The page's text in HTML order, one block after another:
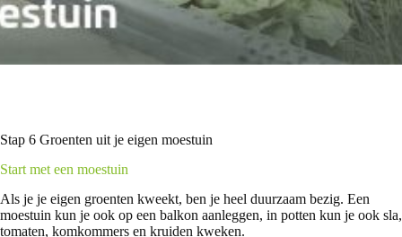
Stap 6 Groenten uit je eigen moestuin
Start met een moestuin
Als je je eigen groenten kweekt, ben je heel duurzaam bezig. Een
moestuin kun je ook op een balkon aanleggen, in potten kun je ook sla,
tomaten, komkommers en kruiden kweken.